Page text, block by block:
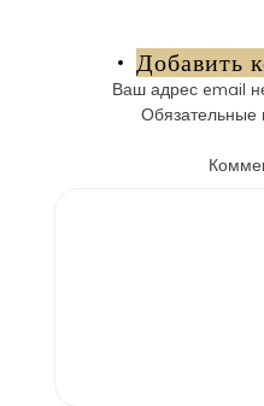
записям
Добавить
Ваш адрес email
Обязательные